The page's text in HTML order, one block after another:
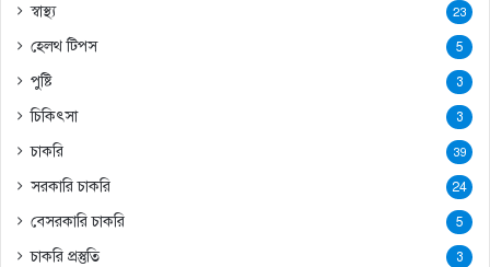
স্বাস্থ্য 23
হেলথ টিপস 5
পুষ্টি 3
চিকিৎসা 3
চাকরি 39
সরকারি চাকরি 24
বেসরকারি চাকরি 5
চাকরি প্রস্তুতি 3